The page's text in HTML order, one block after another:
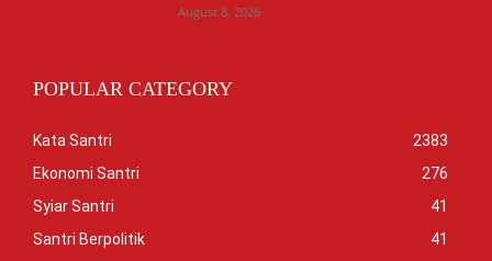
August 8, 2026
POPULAR CATEGORY
Kata Santri
2383
Ekonomi Santri
276
Syiar Santri
41
Santri Berpolitik
41